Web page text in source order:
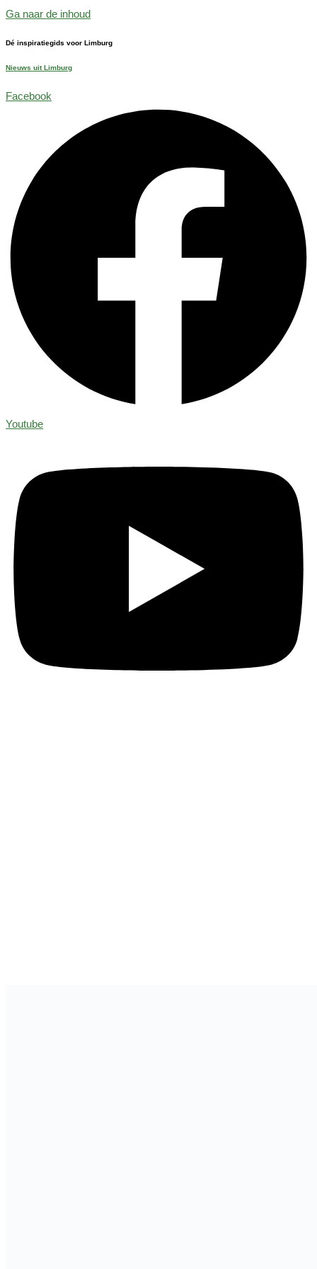
Ga naar de inhoud
Dé inspiratiegids voor Limburg
Nieuws uit Limburg
Facebook
Youtube